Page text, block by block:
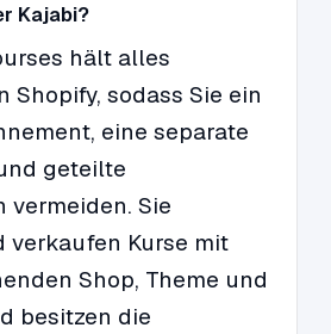
Kajabi?
hält alles
Shopify, sodass Sie ein
eine separate
geteilte
vermeiden. Sie
verkaufen Kurse mit
Shop, Theme und
besitzen die